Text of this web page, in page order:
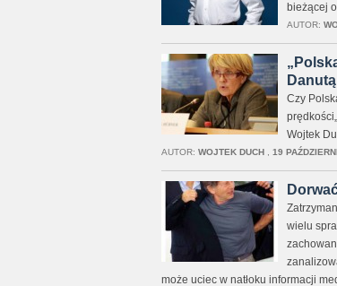
bieżącej
AUTOR:
Czy
Wojtek
AUTOR: WOJTEK DUCH, 19
wielu
może uciec w natłoku informacji